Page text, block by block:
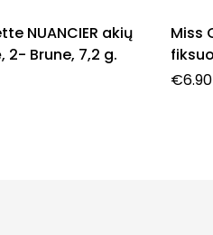
NUANCIER akių
2- Brune, 7,2 g.
Miss
€6.90